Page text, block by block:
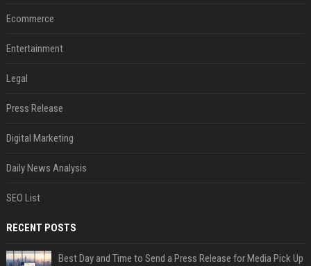
Ecommerce
Entertainment
Legal
Press Release
Digital Marketing
Daily News Analysis
SEO List
RECENT POSTS
Best Day and Time to Send a Press Release for Media Pick Up